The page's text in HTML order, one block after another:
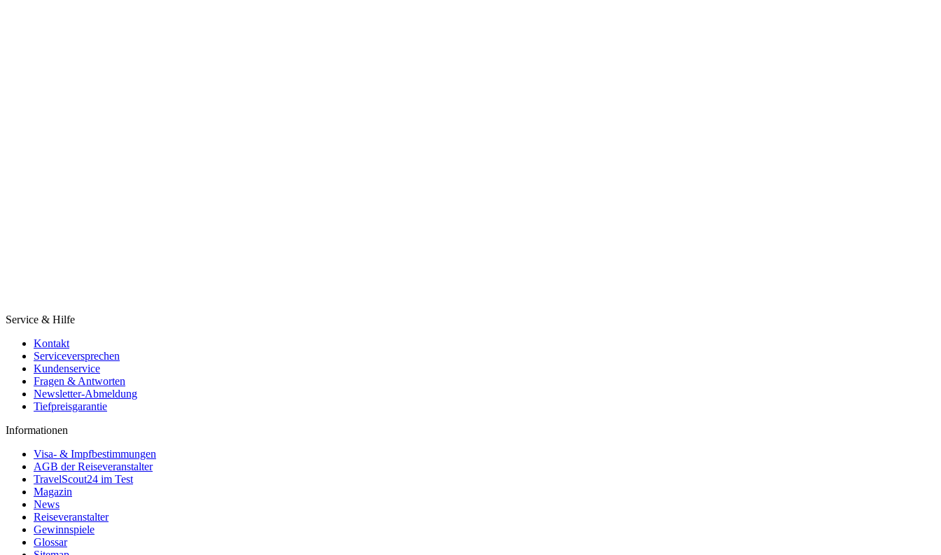
Service & Hilfe
Kontakt
Serviceversprechen
Kundenservice
Fragen & Antworten
Newsletter-Abmeldung
Tiefpreisgarantie
Informationen
Visa- & Impfbestimmungen
AGB der Reiseveranstalter
TravelScout24 im Test
Magazin
News
Reiseveranstalter
Gewinnspiele
Glossar